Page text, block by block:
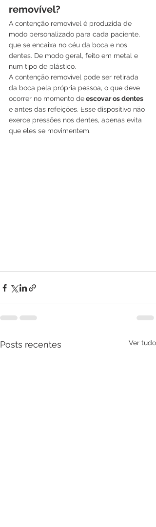
removível?
A contenção removível é produzida de
modo personalizado para cada paciente,
que se encaixa no céu da boca e nos
dentes. De modo geral, feito em metal e
num tipo de plástico.
A contenção removível pode ser retirada
da boca pela própria pessoa, o que deve
ocorrer no momento de escovar os dentes
e antes das refeições. Esse dispositivo não
exerce pressões nos dentes, apenas evita
que eles se movimentem.
Posts recentes Ver tudo